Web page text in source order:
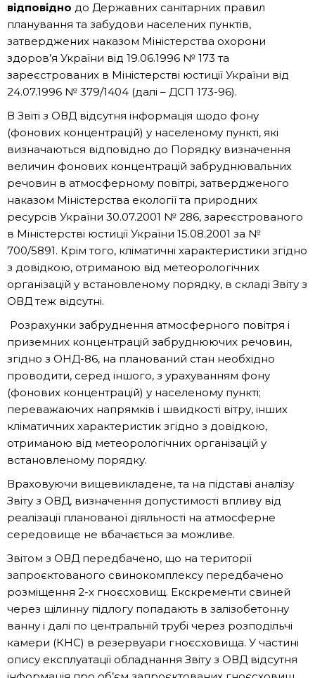
відповідно до Державних санітарних правил
планування та забудови населених пунктів,
затверджених наказом Міністерства охорони
здоров’я України від 19.06.1996 № 173 та
зареєстрованих в Міністерстві юстиції України від
24.07.1996 № 379/1404 (далі – ДСП 173-96).
В Звіті з ОВД відсутня інформація щодо фону
(фонових концентрацій) у населеному пункті, які
визначаються відповідно до Порядку визначення
величин фонових концентрацій забруднювальних
речовин в атмосферному повітрі, затвердженого
наказом Міністерства екології та природних
ресурсів України 30.07.2001 № 286, зареєстрованого
в Міністерстві юстиції України 15.08.2001 за №
700/5891. Крім того, кліматичні характеристики згідно
з довідкою, отриманою від метеорологічних
організацій у встановленому порядку, в складі Звіту з
ОВД теж відсутні.
Розрахунки забруднення атмосферного повітря і
приземних концентрацій забруднюючих речовин,
згідно з ОНД-86, на планований стан необхідно
проводити, серед іншого, з урахуванням фону
(фонових концентрацій) у населеному пункті;
переважаючих напрямків і швидкості вітру, інших
кліматичних характеристик згідно з довідкою,
отриманою від метеорологічних організацій у
встановленому порядку.
Враховуючи вищевикладене, та на підставі аналізу
Звіту з ОВД, визначення допустимості впливу від
реалізації планованої діяльності на атмосферне
середовище не вбачається за можливе.
Звітом з ОВД передбачено, що на території
запроєктованого свинокомплексу передбачено
розміщення 2-х гноєсховищ. Екскременти свиней
через щілинну підлогу попадають в залізобетонну
ванну і далі по центральній трубі через розподільчі
камери (КНС) в резервуари гноєсховища. У частині
опису експлуатації обладнання Звіту з ОВД відсутня